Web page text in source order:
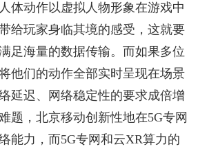
体动作以虚拟人物形象在游戏中
给玩家身临其境的感受，这就要
足海量的数据传输。而如果多位
他们的动作全部实时呈现在场景
延迟、网络稳定性的要求成倍增
题，北京移动创新性地在5G专网
能力，而5G专网和云XR算力的